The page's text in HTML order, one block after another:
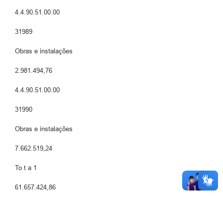
4.4.90.51.00.00
31989
Obras e instalações
2.981.494,76
4.4.90.51.00.00
31990
Obras e instalações
7.662.519,24
To t a 1
61.657.424,86